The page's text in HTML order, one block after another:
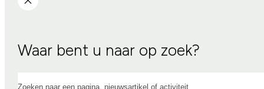
Waar bent u naar op zoek?